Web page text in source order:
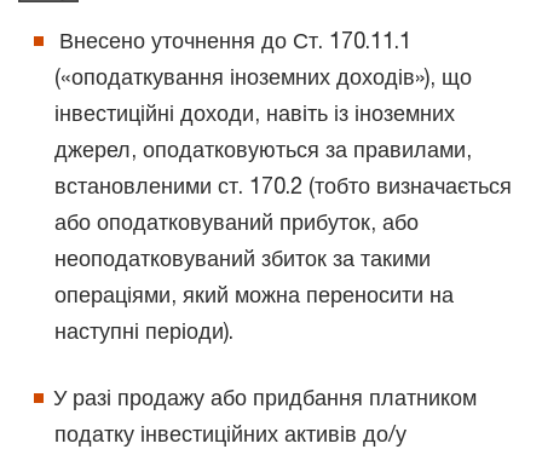
Внесено уточнення до Ст. 170.11.1
(«оподаткування іноземних доходів»), що
інвестиційні доходи, навіть із іноземних
джерел, оподатковуються за правилами,
встановленими ст. 170.2 (тобто визначається
або оподатковуваний прибуток, або
неоподатковуваний збиток за такими
операціями, який можна переносити на
наступні періоди).
У разі продажу або придбання платником
податку інвестиційних активів до/у